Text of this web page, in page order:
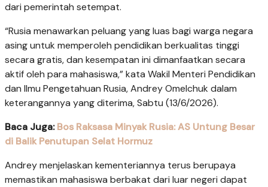
dari pemerintah setempat.
“Rusia menawarkan peluang yang luas bagi warga negara
asing untuk memperoleh pendidikan berkualitas tinggi
secara gratis, dan kesempatan ini dimanfaatkan secara
aktif oleh para mahasiswa,” kata Wakil Menteri Pendidikan
dan Ilmu Pengetahuan Rusia, Andrey Omelchuk dalam
keterangannya yang diterima, Sabtu (13/6/2026).
Baca Juga:Bos Raksasa Minyak Rusia: AS Untung Besar
di Balik Penutupan Selat Hormuz
Andrey menjelaskan kementeriannya terus berupaya
memastikan mahasiswa berbakat dari luar negeri dapat